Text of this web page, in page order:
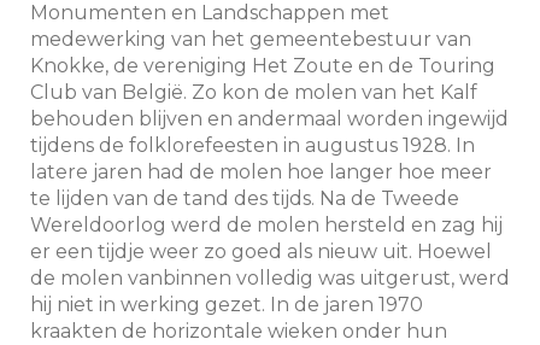
Monumenten en Landschappen met
medewerking van het gemeentebestuur van
Knokke, de vereniging Het Zoute en de Touring
Club van België. Zo kon de molen van het Kalf
behouden blijven en andermaal worden ingewijd
tijdens de folklorefeesten in augustus 1928. In
latere jaren had de molen hoe langer hoe meer
te lijden van de tand des tijds. Na de Tweede
Wereldoorlog werd de molen hersteld en zag hij
er een tijdje weer zo goed als nieuw uit. Hoewel
de molen vanbinnen volledig was uitgerust, werd
hij niet in werking gezet. In de jaren 1970
kraakten de horizontale wieken onder hun